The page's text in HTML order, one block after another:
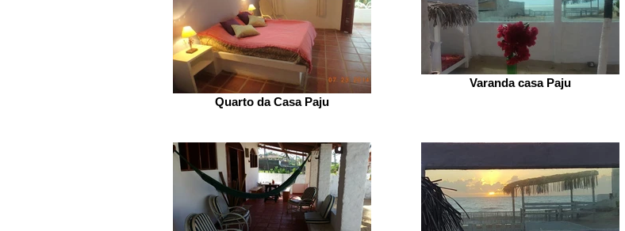
Quarto da Casa Paju
Varanda casa Paju